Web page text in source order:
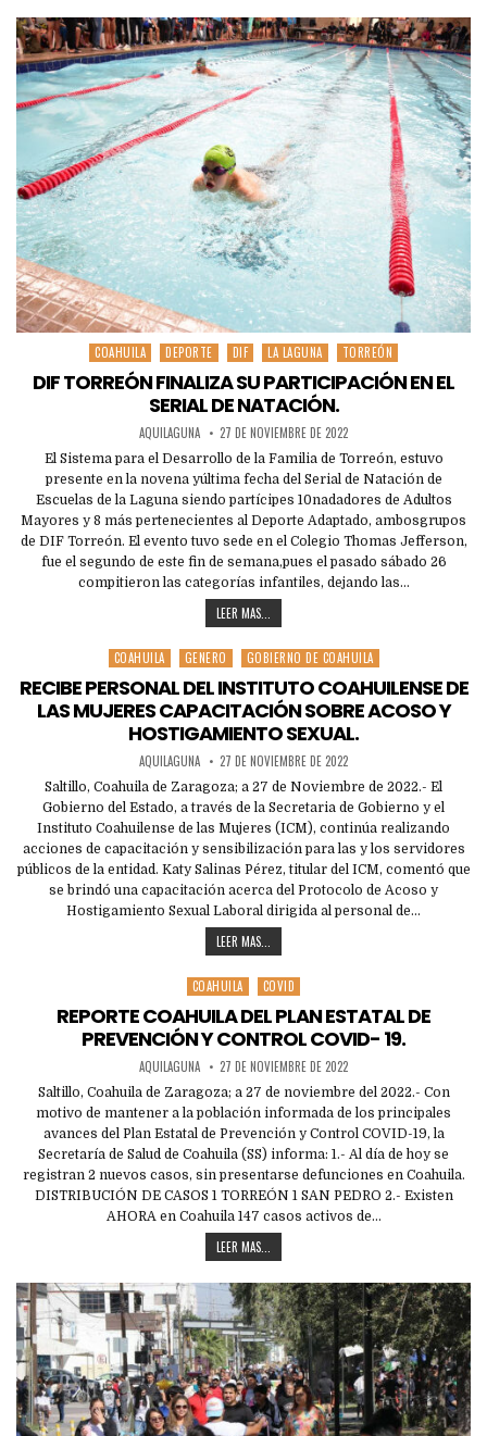
Posted
in
COAHUILA DEPORTE DIF LA LAGUNA TORREÓN
DIF TORREÓN FINALIZA SU PARTICIPACIÓN EN EL
SERIAL DE NATACIÓN.
AQUILAGUNA 27 DE NOVIEMBRE DE 2022
El Sistema para el Desarrollo de la Familia de Torreón, estuvo
presente en la novena yúltima fecha del Serial de Natación de
Escuelas de la Laguna siendo partícipes 10nadadores de Adultos
Mayores y 8 más pertenecientes al Deporte Adaptado, ambosgrupos
de DIF Torreón. El evento tuvo sede en el Colegio Thomas Jefferson,
fue el segundo de este fin de semana,pues el pasado sábado 26
compitieron las categorías infantiles, dejando las…
LEER MAS...
Posted
in
COAHUILA GENERO GOBIERNO DE COAHUILA
RECIBE PERSONAL DEL INSTITUTO COAHUILENSE DE
LAS MUJERES CAPACITACIÓN SOBRE ACOSO Y
HOSTIGAMIENTO SEXUAL.
AQUILAGUNA 27 DE NOVIEMBRE DE 2022
Saltillo, Coahuila de Zaragoza; a 27 de Noviembre de 2022.- El
Gobierno del Estado, a través de la Secretaria de Gobierno y el
Instituto Coahuilense de las Mujeres (ICM), continúa realizando
acciones de capacitación y sensibilización para las y los servidores
públicos de la entidad. Katy Salinas Pérez, titular del ICM, comentó que
se brindó una capacitación acerca del Protocolo de Acoso y
Hostigamiento Sexual Laboral dirigida al personal de…
LEER MAS...
Posted
in
COAHUILA COVID
REPORTE COAHUILA DEL PLAN ESTATAL DE
PREVENCIÓN Y CONTROL COVID- 19.
AQUILAGUNA 27 DE NOVIEMBRE DE 2022
Saltillo, Coahuila de Zaragoza; a 27 de noviembre del 2022.- Con
motivo de mantener a la población informada de los principales
avances del Plan Estatal de Prevención y Control COVID-19, la
Secretaría de Salud de Coahuila (SS) informa: 1.- Al día de hoy se
registran 2 nuevos casos, sin presentarse defunciones en Coahuila.
DISTRIBUCIÓN DE CASOS 1 TORREÓN 1 SAN PEDRO 2.- Existen
AHORA en Coahuila 147 casos activos de…
LEER MAS...